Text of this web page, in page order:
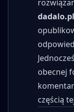
dadalo.pl
obecnej
częścią